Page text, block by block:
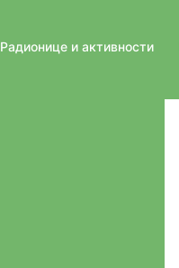
Радионице и активности